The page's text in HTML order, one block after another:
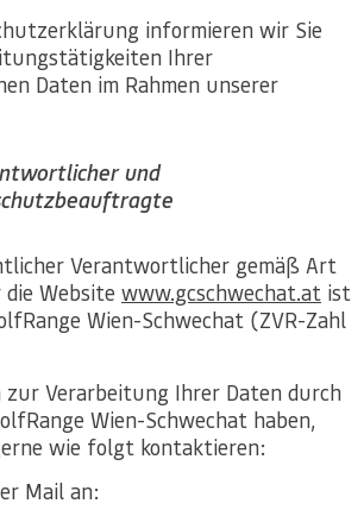
informieren wir Sie
Ihrer
Daten im Rahmen unserer
und
Verantwortlicher gemäß Art
die Website www.gcschwechat.at ist
Wien-Schwechat (ZVR-Zahl
zur Verarbeitung Ihrer Daten durch
Wien-Schwechat haben,
wie folgt kontaktieren:
Mail an: